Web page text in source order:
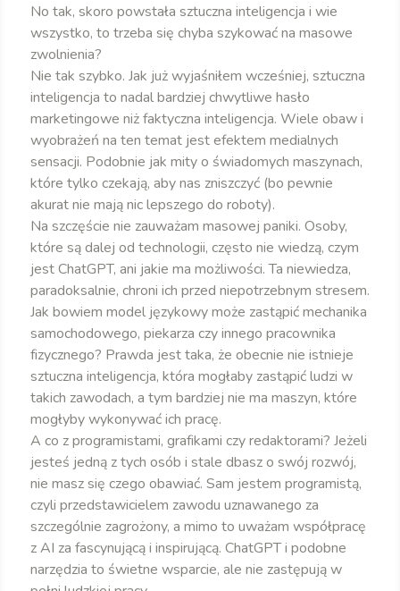
No tak, skoro powstała sztuczna inteligencja i wie
wszystko, to trzeba się chyba szykować na masowe
zwolnienia?
Nie tak szybko. Jak już wyjaśniłem wcześniej, sztuczna
inteligencja to nadal bardziej chwytliwe hasło
marketingowe niż faktyczna inteligencja. Wiele obaw i
wyobrażeń na ten temat jest efektem medialnych
sensacji. Podobnie jak mity o świadomych maszynach,
które tylko czekają, aby nas zniszczyć (bo pewnie
akurat nie mają nic lepszego do roboty).
Na szczęście nie zauważam masowej paniki. Osoby,
które są dalej od technologii, często nie wiedzą, czym
jest ChatGPT, ani jakie ma możliwości. Ta niewiedza,
paradoksalnie, chroni ich przed niepotrzebnym stresem.
Jak bowiem model językowy może zastąpić mechanika
samochodowego, piekarza czy innego pracownika
fizycznego? Prawda jest taka, że obecnie nie istnieje
sztuczna inteligencja, która mogłaby zastąpić ludzi w
takich zawodach, a tym bardziej nie ma maszyn, które
mogłyby wykonywać ich pracę.
A co z programistami, grafikami czy redaktorami? Jeżeli
jesteś jedną z tych osób i stale dbasz o swój rozwój,
nie masz się czego obawiać. Sam jestem programistą,
czyli przedstawicielem zawodu uznawanego za
szczególnie zagrożony, a mimo to uważam współpracę
z AI za fascynującą i inspirującą. ChatGPT i podobne
narzędzia to świetne wsparcie, ale nie zastępują w